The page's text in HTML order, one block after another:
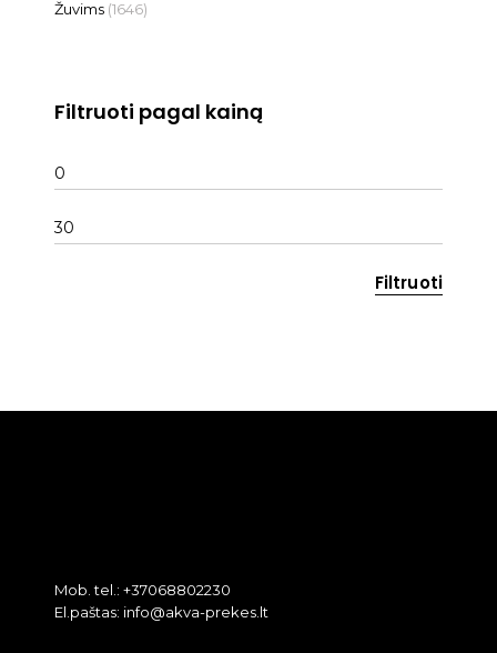
Žuvims (1646)
Filtruoti pagal kainą
Min
Maks
Filtruoti
Mob. tel.: +37068802230
El.paštas: info@akva-prekes.lt